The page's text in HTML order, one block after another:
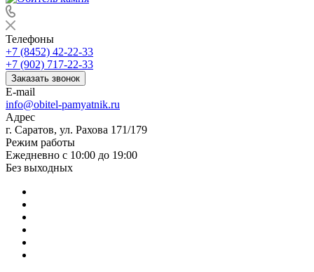
Телефоны
+7 (8452) 42-22-33
+7 (902) 717-22-33
Заказать звонок
E-mail
info@obitel-pamyatnik.ru
Адрес
г. Саратов, ул. Рахова 171/179
Режим работы
Ежедневно с 10:00 до 19:00
Без выходных